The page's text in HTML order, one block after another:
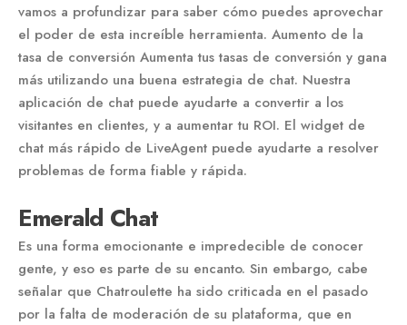
vamos a profundizar para saber cómo puedes aprovechar
el poder de esta increíble herramienta. Aumento de la
tasa de conversión Aumenta tus tasas de conversión y gana
más utilizando una buena estrategia de chat. Nuestra
aplicación de chat puede ayudarte a convertir a los
visitantes en clientes, y a aumentar tu ROI. El widget de
chat más rápido de LiveAgent puede ayudarte a resolver
problemas de forma fiable y rápida.
Emerald Chat
Es una forma emocionante e impredecible de conocer
gente, y eso es parte de su encanto. Sin embargo, cabe
señalar que Chatroulette ha sido criticada en el pasado
por la falta de moderación de su plataforma, que en